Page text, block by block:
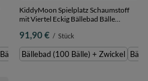
Bällebad (200 Bälle) + Zwickel
KiddyMoon Spielplatz Schaumstoff
mit Viertel Eckig Bällebad Bälle
hellgrau:perle/grau/transparent/
Bällebad (100 Bälle) + Zwickel
91,90 € / Stück
Bällebad (100 Bälle) + Zwickel